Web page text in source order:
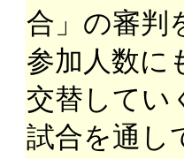
合」の審判
参加人数に
交替してい
試合を通し